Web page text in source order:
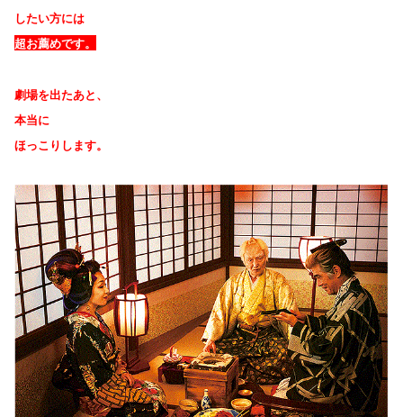
したい方には
超お薦めです。
劇場を出たあと、
本当に
ほっこりします。